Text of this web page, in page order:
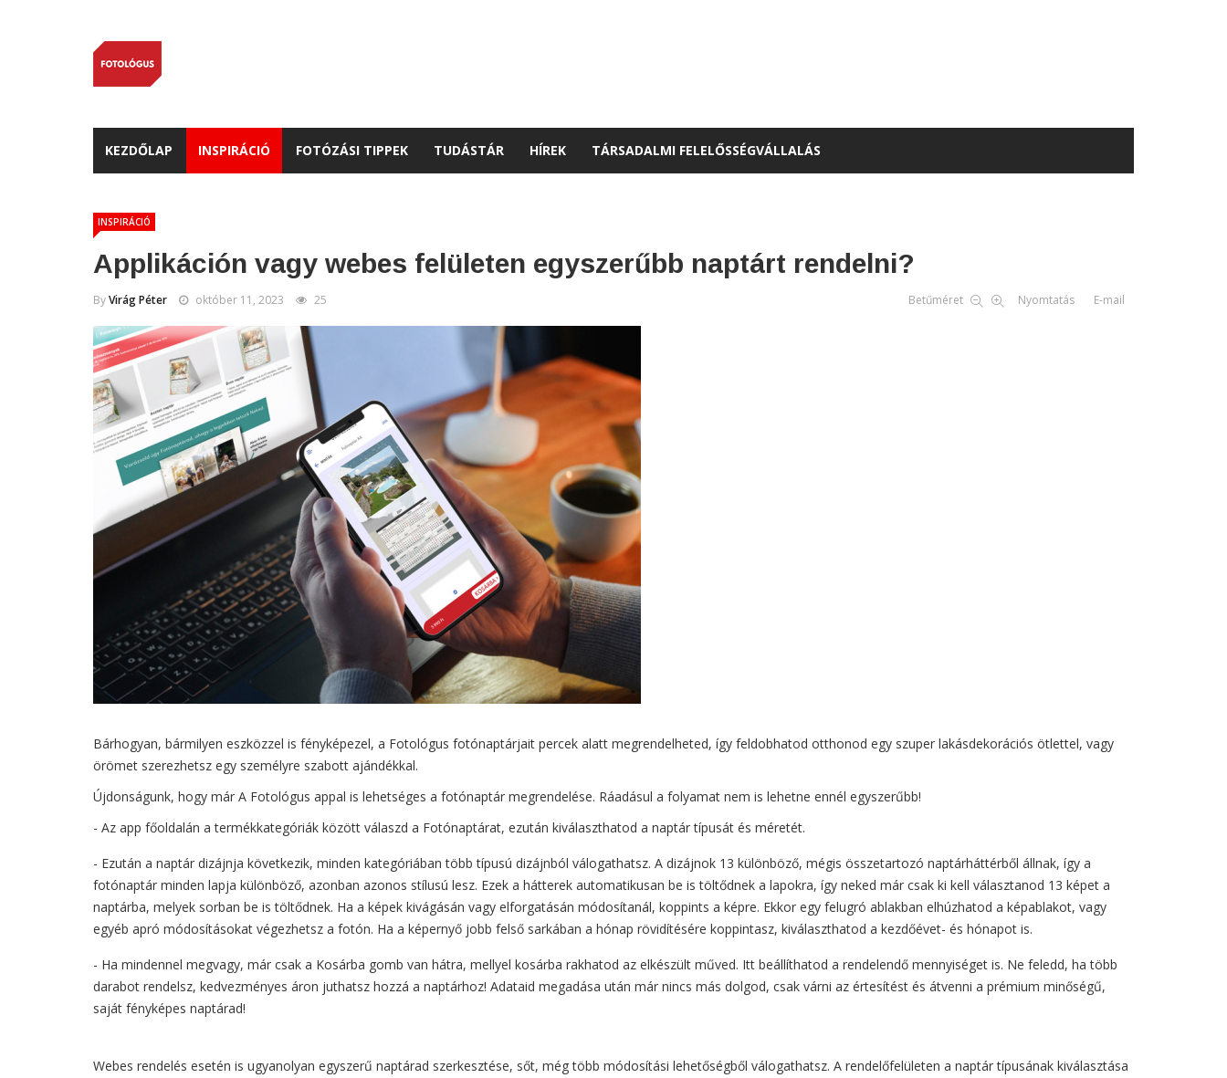
KEZDŐLAP INSPIRÁCIÓ FOTÓZÁSI TIPPEK TUDÁSTÁR HÍREK TÁRSADALMI FELELŐSSÉGVÁLLALÁS
INSPIRÁCIÓ
Applikáción vagy webes felületen egyszerűbb naptárt rendelni?
ByVirág Péter október 11, 2023 25 Betűméret Nyomtatás E-mail
Bárhogyan, bármilyen eszközzel is fényképezel, a Fotológus fotónaptárjait percek alatt megrendelheted, így feldobhatod otthonod egy szuper lakásdekorációs ötlettel, vagy
örömet szerezhetsz egy személyre szabott ajándékkal.
Újdonságunk, hogy már A Fotológus appal is lehetséges a fotónaptár megrendelése. Ráadásul a folyamat nem is lehetne ennél egyszerűbb!
- Az app főoldalán a termékkategóriák között válaszd a Fotónaptárat, ezután kiválaszthatod a naptár típusát és méretét.
- Ezután a naptár dizájnja következik, minden kategóriában több típusú dizájnból válogathatsz. A dizájnok 13 különböző, mégis összetartozó naptárháttérből állnak, így a
fotónaptár minden lapja különböző, azonban azonos stílusú lesz. Ezek a hátterek automatikusan be is töltődnek a lapokra, így neked már csak ki kell választanod 13 képet a
naptárba, melyek sorban be is töltődnek. Ha a képek kivágásán vagy elforgatásán módosítanál, koppints a képre. Ekkor egy felugró ablakban elhúzhatod a képablakot, vagy
egyéb apró módosításokat végezhetsz a fotón. Ha a képernyő jobb felső sarkában a hónap rövidítésére koppintasz, kiválaszthatod a kezdőévet- és hónapot is.
- Ha mindennel megvagy, már csak a Kosárba gomb van hátra, mellyel kosárba rakhatod az elkészült műved. Itt beállíthatod a rendelendő mennyiséget is. Ne feledd, ha több
darabot rendelsz, kedvezményes áron juthatsz hozzá a naptárhoz! Adataid megadása után már nincs más dolgod, csak várni az értesítést és átvenni a prémium minőségű,
saját fényképes naptárad!
Webes rendelés esetén is ugyanolyan egyszerű naptárad szerkesztése, sőt, még több módosítási lehetőségből válogathatsz. A rendelőfelületen a naptár típusának kiválasztása